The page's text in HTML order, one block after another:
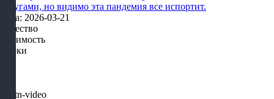
услугами, но видимо эта пандемия все испортит.
Дата: 2026-03-21
Качество
Стоимость
Сроки